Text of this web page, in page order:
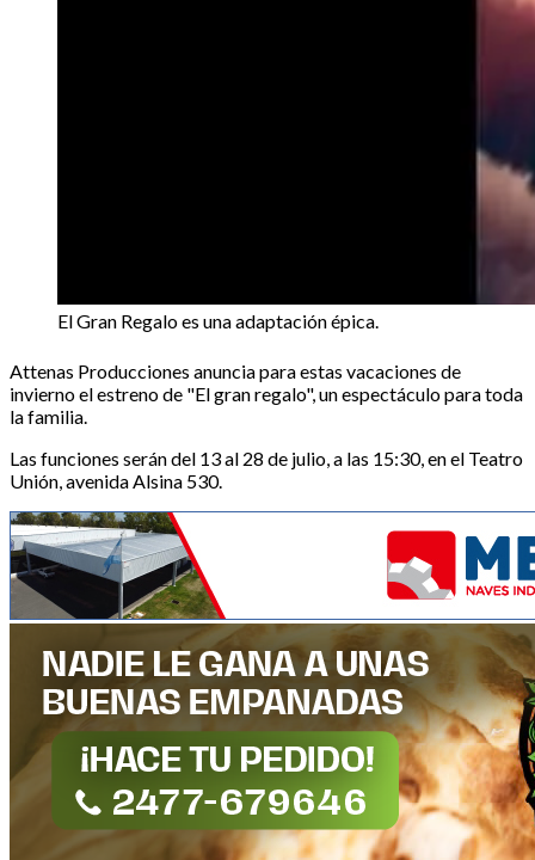
El Gran Regalo es una adaptación épica.
Attenas Producciones anuncia para estas vacaciones de
invierno el estreno de "El gran regalo", un espectáculo para toda
la familia.
Las funciones serán del 13 al 28 de julio, a las 15:30, en el Teatro
Unión, avenida Alsina 530.